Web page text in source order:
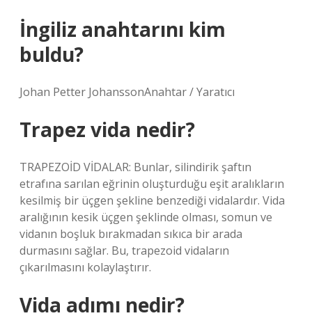
İngiliz anahtarını kim
buldu?
Johan Petter JohanssonAnahtar / Yaratıcı
Trapez vida nedir?
TRAPEZOİD VİDALAR: Bunlar, silindirik şaftın
etrafına sarılan eğrinin oluşturduğu eşit aralıkların
kesilmiş bir üçgen şekline benzediği vidalardır. Vida
aralığının kesik üçgen şeklinde olması, somun ve
vidanın boşluk bırakmadan sıkıca bir arada
durmasını sağlar. Bu, trapezoid vidaların
çıkarılmasını kolaylaştırır.
Vida adımı nedir?